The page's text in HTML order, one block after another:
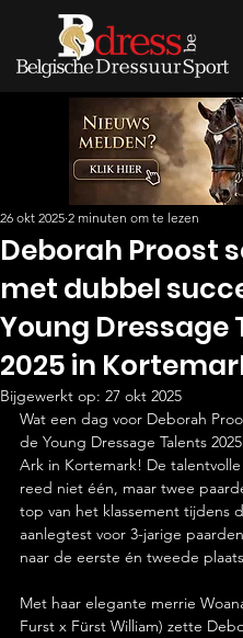
Deborah Proost
met dubbel
Young Dressage
2025 in
26 okt 2025 2 minuten om te lezen
Bijgewerkt op: 27 okt 2025
Wat een dag voor Deborah
de Young Dressage Talents
Ark in Kortemark! De talentvolle
reed niet één, maar twee
top van het klassement tijdens
aanlegtest voor 3-jarige
naar de eerste én tweede
Met haar elegante merrie
Furst x Fürst William) zette